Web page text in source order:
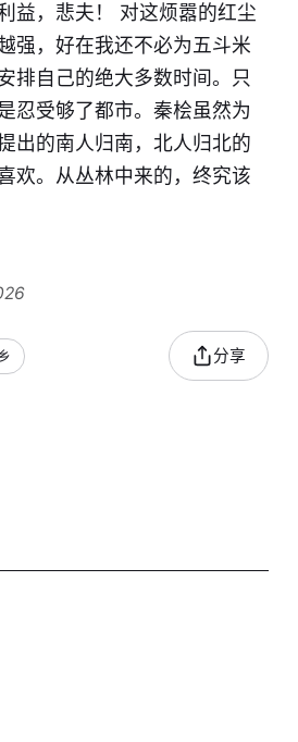
益，悲夫！ 对这烦嚣的红尘
强，好在我还不必为五斗米
排自己的绝大多数时间。只
忍受够了都市。秦桧虽然为
出的南人归南，北人归北的
欢。从丛林中来的，终究该
分享